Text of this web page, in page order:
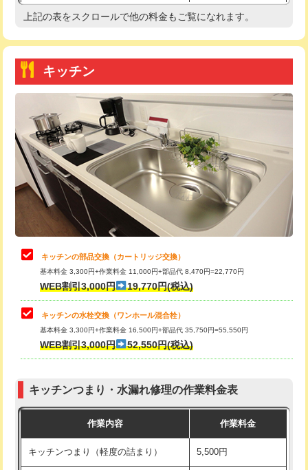
持込商品取付（温水洗浄便座） 22,000円
持込商品取付（普通便座⇔温水洗浄便
22,000円
給水管工事※（ホール加工)
給水管工事※（バンド止め) 3,300円
給水管工事※（支持金具設置) 5,500円
給水管工事※（保温材使用（バンド止
め込み）)
5,500円
給水管工事※（土の掘削・埋め戻し作
11,000円
給水管工事※（塩ビ管（VP・HI）使
用/3ｍまで)
給水管工事※（塩ビ管（VP・HI）使
用（追加）/3ｍ超え)
給水管工事※（ライニング鋼管・銅
管・ポリ管・HT管使用/3ｍまで)
44,000円
管・ポリ管・HT管使用/3ｍ超え)
排水管工事（土の掘削・埋め戻し作
11,000円~
排水管工事（排水管工事/3ｍまで） 55,000円
高度高圧洗浄換 現地調査
トーラー機使用/3mまで
追加トーラー機使用/3m超え +3,300円
カメラ調査 33,000円
桝清掃 8,800円
止水・漏水調査・防水処理・清掃・修
理・調整・分解・加工など（軽作業）
11,000円
止水・漏水調査・防水処理・清掃・修
理・調整・分解・加工など（中作業）
22,000円
止水・漏水調査・防水処理・清掃・修
理・調整・分解・加工など（重作業）
33,000円
お風呂タンク脱着
その他部品の脱着
式・ワンホール）)
上記の表をスクロールで他の料金もご覧になれます。
キッチン
キッチンの部品交換（カートリッジ交換）
基本料金 3,300円+作業料金 11,000円+部品代 8,470円=22,770円
WEB割引3,000円 19,770円(税込)
キッチンの水栓交換（ワンホール混合栓）
基本料金 3,300円+作業料金 16,500円+部品代 35,750円=55,550円
WEB割引3,000円 52,550円(税込)
キッチンつまり・水漏れ修理の作業料金表
作業内容 作業料金
キッチンつまり（軽度の詰まり） 5,500円